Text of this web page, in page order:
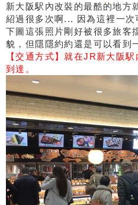
新大阪駅內改裝的最酷的地方
紹過很多次啊... 因為這裡一次
下圖這張照片剛好被很多旅客
貌，但隱隱約約還是可以看到
【交通方式】就在JR新大阪
到達。